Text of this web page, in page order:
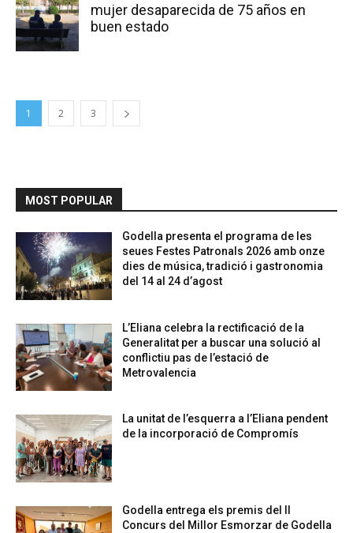
mujer desaparecida de 75 años en
buen estado
1 2 3
MOST POPULAR
Godella presenta el programa de les
seues Festes Patronals 2026 amb onze
dies de música, tradició i gastronomia
del 14 al 24 d’agost
L’Eliana celebra la rectificació de la
Generalitat per a buscar una solució al
conflictiu pas de l’estació de
Metrovalencia
La unitat de l’esquerra a l’Eliana pendent
de la incorporació de Compromís
Godella entrega els premis del II
Concurs del Millor Esmorzar de Godella